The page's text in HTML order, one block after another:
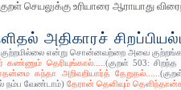
செயலுக்கு உரியாரை ஆராயாது
அதிகாரச்
என்று சொன்னவற்றை அவை
கண்ணும் தெரியுங்கால்..... (குறள் 503:
கந்தா அறிவறியார்த் தேறுதல்......
நம்ப வேண்டாம்) தேரான் தெளிவும்